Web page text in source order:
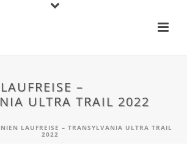
–
ULTRA TRAIL 2022
LAUFREISE – TRANSYLVANIA ULTRA TRAIL
2022